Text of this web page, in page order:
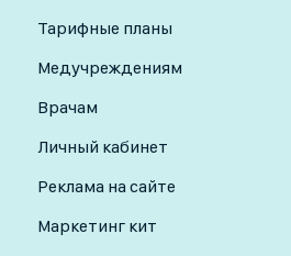
Тарифные планы
Медучреждениям
Врачам
Личный кабинет
Реклама на сайте
Маркетинг кит